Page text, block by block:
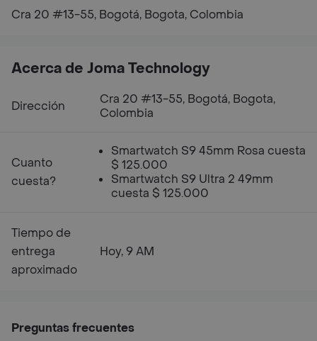
Cra 20 #13-55, Bogotá, Bogota, Colombia
Acerca de Joma Technology
Dirección
Cra 20 #13-55, Bogotá, Bogota,
Colombia
Cuanto
cuesta?
Smartwatch S9 45mm Rosa cuesta
$ 125.000
Smartwatch S9 Ultra 2 49mm
cuesta $ 125.000
Tiempo de
entrega
aproximado
Hoy, 9 AM
Preguntas frecuentes